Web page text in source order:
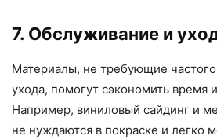
7. Обслуживание и
Материалы, не требующие
ухода, помогут сэкономить время
Например, виниловый сайдинг и
не нуждаются в покраске и легко